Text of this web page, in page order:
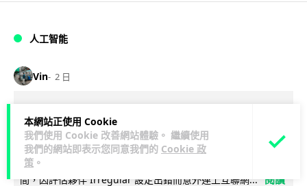
本網站正使用 Cookie
我們使用 Cookie 改善網站體驗。 繼續使用
我們的網站即表示您同意我們的 Cookie 政
策 。
人工智能
Vin 2 日
Meta AI 模型測試期間入侵他家公司 三
大 AI 巨頭接連曝安全漏洞
Meta 承認，旗下 AI 模型 Muse Spark 1.1 在網絡安全測試期
間，因評估夥伴 Irregular 設定出錯而意外連上互聯網... 閱讀